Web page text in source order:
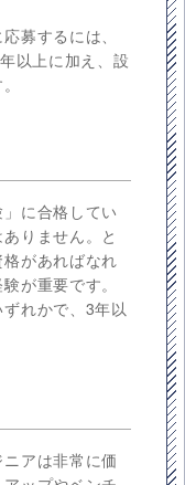
募するには、
以上に加え、設
に合格してい
りません。と
があればなれ
が重要です。
れかで、3年以
アは非常に価